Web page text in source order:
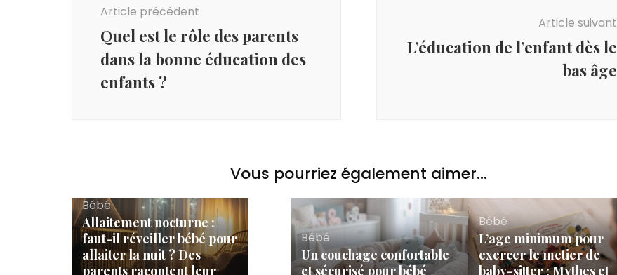
Article précédent
Quel est le rôle des parents
dans la bonne éducation des
enfants ?
Article suivant
L’éducation de l’enfant dès le
bas âge
Vous pourriez également aimer...
Bébé
Allaitement nocturne :
faut-il réveiller bébé pour
allaiter la nuit ? Des
parents racontent leur
Bébé
Un couchage confortable
et sécurisé pour bébé
Bébé
L’age minimum pour
exercer le metier de
baby-sitter : Mythes et